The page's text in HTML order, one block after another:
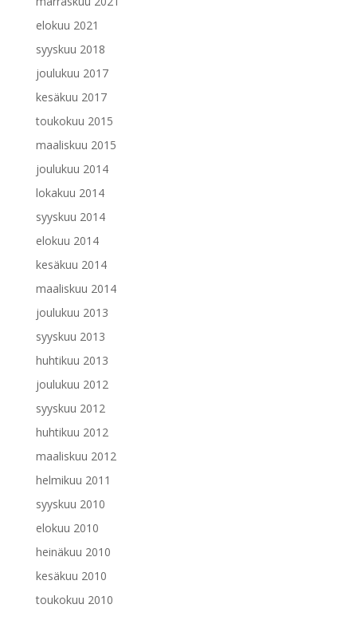
elokuu 2021
syyskuu 2018
joulukuu 2017
kesäkuu 2017
toukokuu 2015
maaliskuu 2015
joulukuu 2014
lokakuu 2014
syyskuu 2014
elokuu 2014
kesäkuu 2014
maaliskuu 2014
joulukuu 2013
syyskuu 2013
huhtikuu 2013
joulukuu 2012
syyskuu 2012
huhtikuu 2012
maaliskuu 2012
helmikuu 2011
syyskuu 2010
elokuu 2010
heinäkuu 2010
kesäkuu 2010
toukokuu 2010